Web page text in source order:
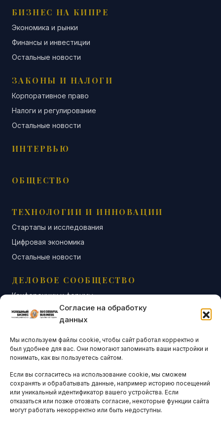
Согласие на обработку
данных
Мы используем файлы cookie, чтобы сайт работал корректно и
был удобнее для вас. Они помогают запоминать ваши настройки и
понимать, как вы пользуетесь сайтом.
Если вы согласитесь на использование cookie, мы сможем
сохранять и обрабатывать данные, например историю посещений
или уникальный идентификатор вашего устройства. Если
отказаться или позже отозвать согласие, некоторые функции сайта
могут работать некорректно или быть недоступны.
БИЗНЕС НА КИПРЕ
Экономика и рынки
Финансы и инвестиции
Остальные новости
ЗАКОНЫ И НАЛОГИ
Корпоративное право
Налоги и регулирование
Остальные новости
ИНТЕРВЬЮ
ОБЩЕСТВО
ТЕХНОЛОГИИ И ИННОВАЦИИ
Стартапы и исследования
Цифровая экономика
Остальные новости
ДЕЛОВОЕ СООБЩЕСТВО
Конференции и форумы
Бизнес-клубы и ассоциации
Остальные новости
АНАЛИТИКА И СТАТИСТИКА
ARTICLES IN ENGLISH
НАВИГАЦИЯ